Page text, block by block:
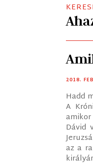
2018.
Hadd
A
Dávid
az a